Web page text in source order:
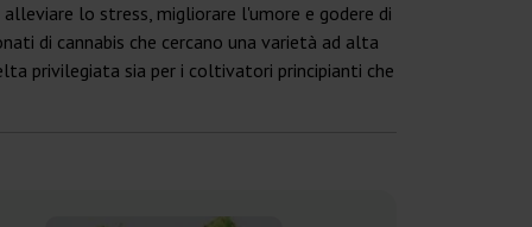
lo stress, migliorare l'umore e godere di
di cannabis che cercano una varietà ad alta
privilegiata sia per i coltivatori principianti che